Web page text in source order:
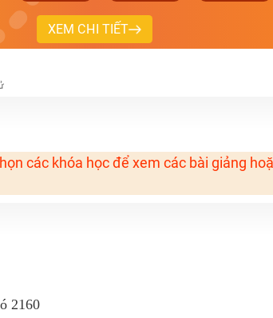
XEM CHI TIẾT
07/2025)
các khóa học để xem các bài giảng
2160